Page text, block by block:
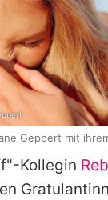
Kollegin
Geppert mit